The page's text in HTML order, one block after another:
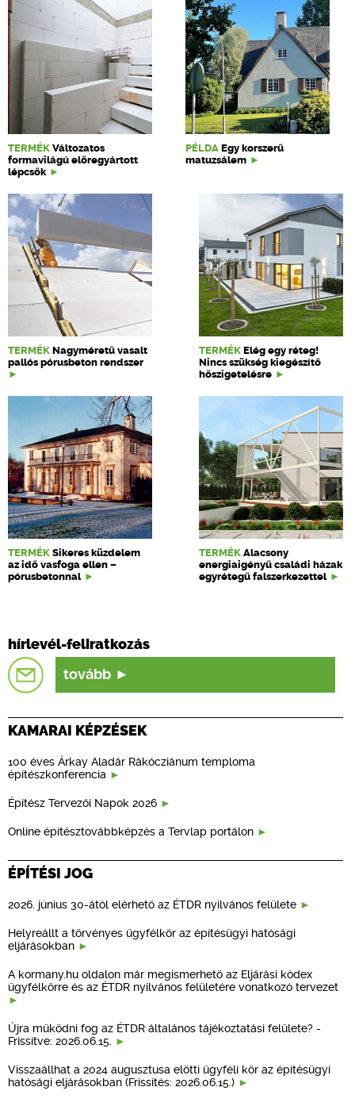
TERMÉK Változatos
formavilágú előregyártott
lépcsők
PÉLDA Egy korszerű
matuzsálem
TERMÉK Nagyméretű vasalt
pallós pórusbeton rendszer
TERMÉK Elég egy réteg!
Nincs szükség kiegészítő
hőszigetelésre
TERMÉK Sikeres küzdelem
az idő vasfoga ellen –
pórusbetonnal
TERMÉK Alacsony
energiaigényű családi házak
egyrétegű falszerkezettel
hírlevél-feliratkozás
tovább
KAMARAI KÉPZÉSEK
100 éves Árkay Aladár Rákócziánum temploma
építészkonferencia
Építész Tervezői Napok 2026
Online építésztovábbképzés a Tervlap portálon
ÉPÍTÉSI JOG
2026. június 30-ától elérhető az ÉTDR nyilvános felülete
Helyreállt a törvényes ügyfélkör az építésügyi hatósági
eljárásokban
A kormany.hu oldalon már megismerhető az Eljárási kódex
ügyfélkörre és az ÉTDR nyilvános felületére vonatkozó tervezet
Újra működni fog az ÉTDR általános tájékoztatási felülete? -
Frissítve: 2026.06.15.
Visszaállhat a 2024 augusztusa előtti ügyféli kör az építésügyi
hatósági eljárásokban (Frissítés: 2026.06.15.)